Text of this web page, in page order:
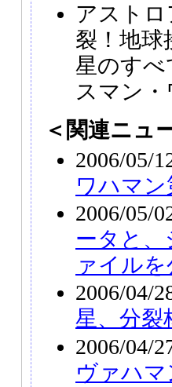
アストロ
裂！地球
星のすべ
スマン
＜関連ニュ
2006/05/
ワハマ
2006/05/
ータと
ァイルを
2006/04/
星、分裂
2006/04/
ヴァハマ